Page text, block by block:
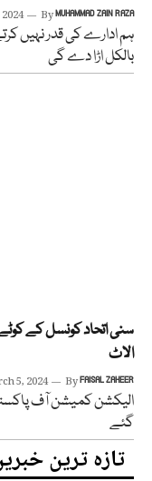
ByMUHAMMAD ZAIN RAZA
ہم ادارے کی قدر نہیں
بالکل اڑا دے گی
سنی اتحاد کونسل کے
الاٹ
5, 2024 ByFAISAL ZAHEER
الیکشن کمیشن آف
گئے
تازہ ترین